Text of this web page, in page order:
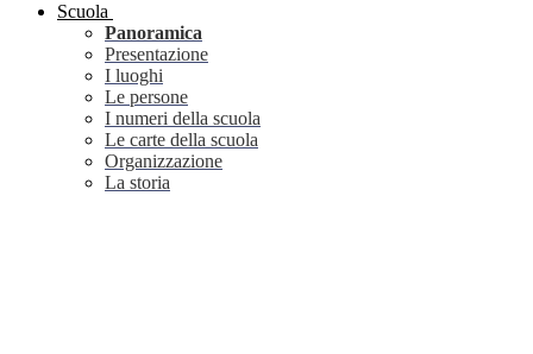
Scuola
Panoramica
Presentazione
I luoghi
Le persone
I numeri della scuola
Le carte della scuola
Organizzazione
La storia